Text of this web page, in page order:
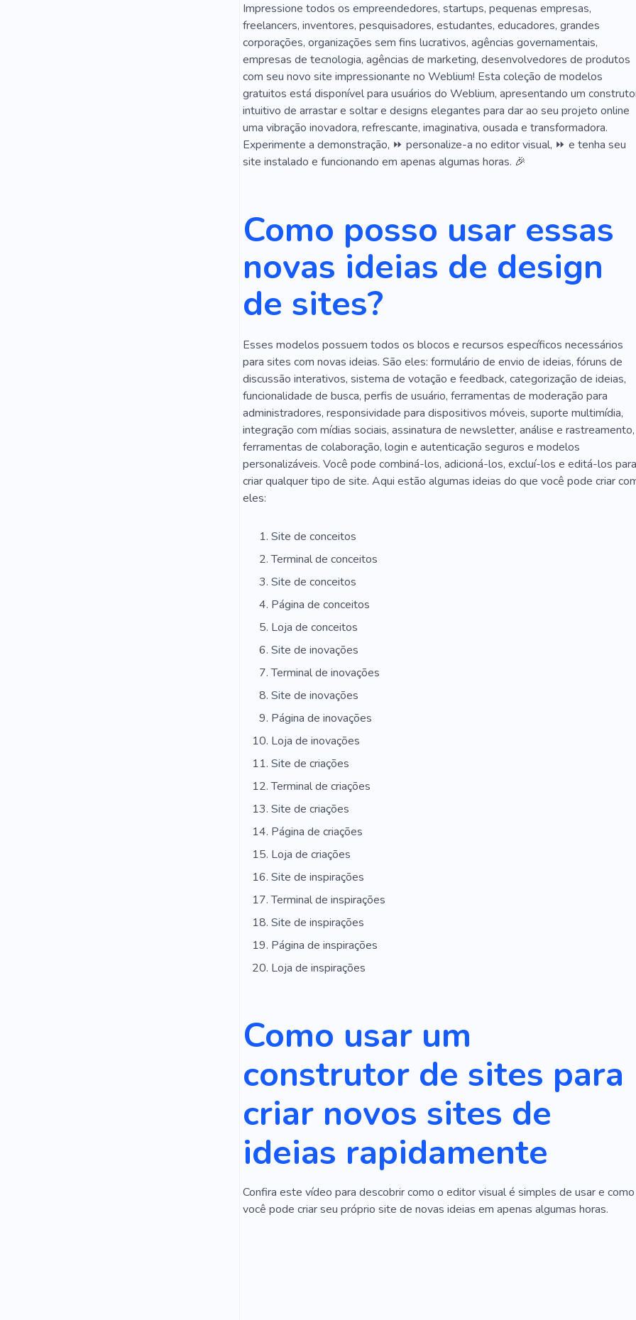
Impressione todos os empreendedores, startups, pequenas empresas,
freelancers, inventores, pesquisadores, estudantes, educadores, grandes
corporações, organizações sem fins lucrativos, agências governamentais,
empresas de tecnologia, agências de marketing, desenvolvedores de produtos
com seu novo site impressionante no Weblium! Esta coleção de modelos
gratuitos está disponível para usuários do Weblium, apresentando um
intuitivo de arrastar e soltar e designs elegantes para dar ao seu projeto online
uma vibração inovadora, refrescante, imaginativa, ousada e transformadora.
Experimente a demonstração, ⏩ personalize-a no editor visual, ⏩ e tenha seu
site instalado e funcionando em apenas algumas horas. 🎉
Como posso usar essas
novas ideias de design
de sites?
Esses modelos possuem todos os blocos e recursos específicos necessários
para sites com novas ideias. São eles: formulário de envio de ideias, fóruns de
discussão interativos, sistema de votação e feedback, categorização de ideias,
funcionalidade de busca, perfis de usuário, ferramentas de moderação para
administradores, responsividade para dispositivos móveis, suporte multimídia,
integração com mídias sociais, assinatura de newsletter, análise e rastreamento,
ferramentas de colaboração, login e autenticação seguros e modelos
personalizáveis. Você pode combiná-los, adicioná-los, excluí-los e editá-los para
criar qualquer tipo de site. Aqui estão algumas ideias do que você pode criar
eles:
Site de conceitos
Terminal de conceitos
Site de conceitos
Página de conceitos
Loja de conceitos
Site de inovações
Terminal de inovações
Site de inovações
Página de inovações
Loja de inovações
Site de criações
Terminal de criações
Site de criações
Página de criações
Loja de criações
Site de inspirações
Terminal de inspirações
Site de inspirações
Página de inspirações
Loja de inspirações
Como usar um
construtor de sites para
criar novos sites de
ideias rapidamente
Confira este vídeo para descobrir como o editor visual é simples de usar e como
você pode criar seu próprio site de novas ideias em apenas algumas horas.